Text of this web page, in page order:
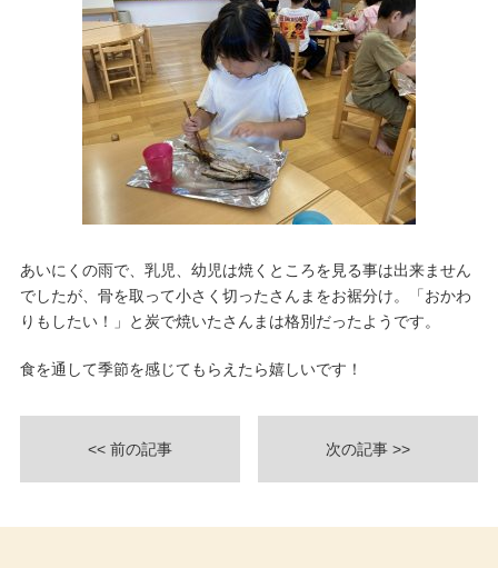
あいにくの雨で、乳児、幼児は焼くところを見る事は出来ません
でしたが、骨を取って小さく切ったさんまをお裾分け。「おかわ
りもしたい！」と炭で焼いたさんまは格別だったようです。
食を通して季節を感じてもらえたら嬉しいです！
<< 前の記事 次の記事 >>